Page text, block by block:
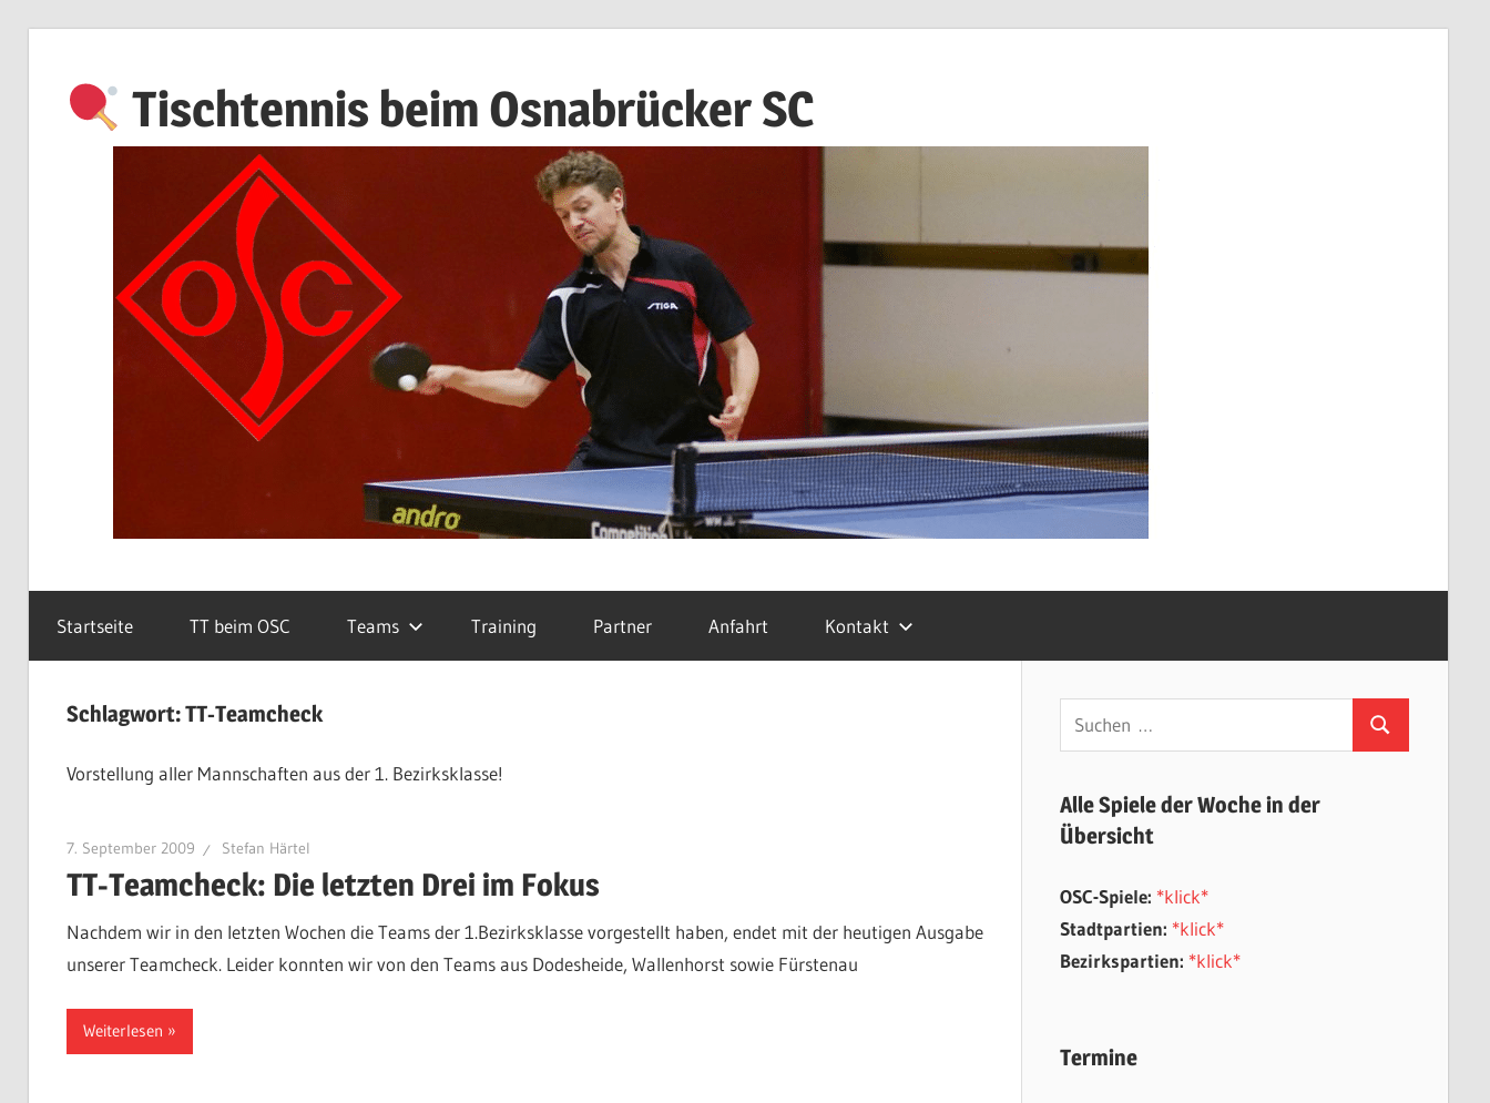
springen
Tischtennis beim Osnabrücker SC
Startseite TT beim OSC Teams Training Partner Anfahrt Kontakt
Schlagwort:TT-Teamcheck
Vorstellung aller Mannschaften aus der 1. Bezirksklasse!
7. September 2009 Stefan Härtel
TT-Teamcheck: Die letzten Drei im Fokus
Nachdem wir in den letzten Wochen die Teams der 1.Bezirksklasse vorgestellt haben, endet mit der heutigen Ausgabe
unserer Teamcheck. Leider konnten wir von den Teams aus Dodesheide, Wallenhorst sowie Fürstenau
Weiterlesen
Suchen
nach:
Suchen
Alle Spiele der Woche in der
Übersicht
OSC-Spiele: *klick*
Stadtpartien: *klick*
Bezirkspartien: *klick*
Termine